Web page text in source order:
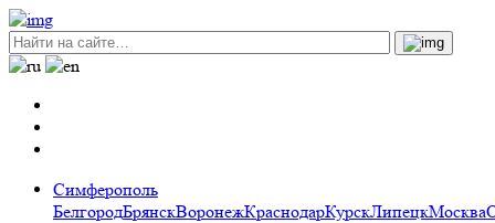
Симферополь
БелгородБрянскВоронежКраснодарКурскЛипецкМосква